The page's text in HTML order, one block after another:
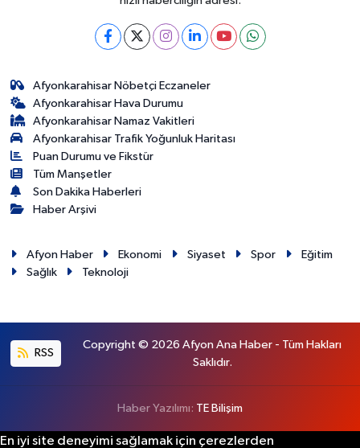
Afyonkarahisar Nöbetçi Eczaneler
Afyonkarahisar Hava Durumu
Afyonkarahisar Namaz Vakitleri
Afyonkarahisar Trafik Yoğunluk Haritası
Puan Durumu ve Fikstür
Tüm Manşetler
Son Dakika Haberleri
Haber Arşivi
Afyon Haber Ekonomi Siyaset Spor
Eğitim
Sağlık
Teknoloji
RSS
Copyright © 2026 Afyon Ana Haber - Tüm Hakları
Saklıdır.
Haber Yazılımı: TE Bilişim
En iyi site deneyimi sağlamak için çerezlerden